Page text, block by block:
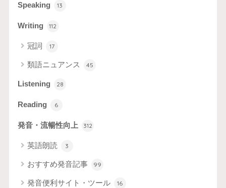
Speaking 13
Writing 112
冠詞 17
類語ニュアンス 45
Listening 28
Reading 6
発音・流暢性向上 312
英語朗読 3
おすすめ発音記事 99
発音便利サイト・ツール 16